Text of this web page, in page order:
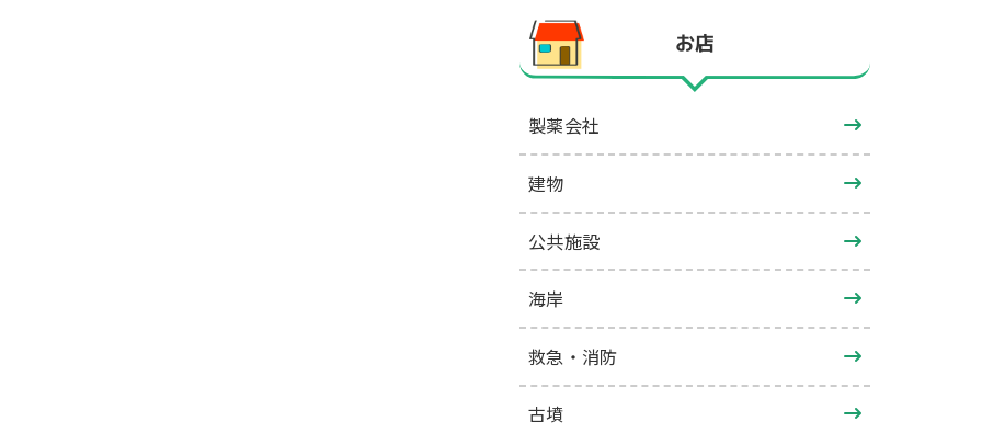
お店
製薬会社
建物
公共施設
海岸
救急・消防
古墳